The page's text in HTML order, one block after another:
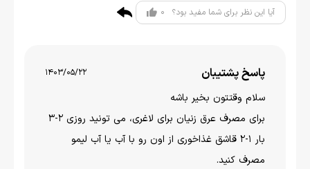
آیا این نظر برای شما مفید بود؟ 0
پاسخ پشتیبان 1403/05/22
سلام وقتتون بخير باشه
برای مصرف عرق زنیان برای لاغری، می تونید روزی 2-3
بار 1-2 قاشق غذاخوری از اون رو با آب یا آب لیمو
مصرف کنید.